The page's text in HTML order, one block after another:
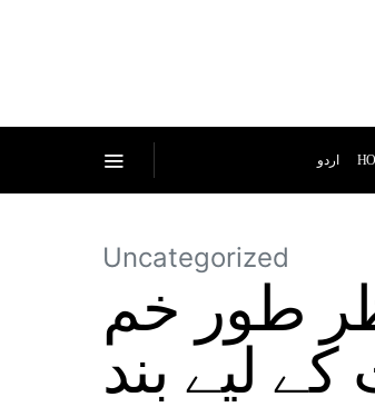
اردو
Uncategorized
طور خم
لیے بند